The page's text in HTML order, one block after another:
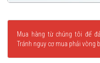
Mua hàng từ chúng tôi để
Tránh nguy cơ mua phải vòng